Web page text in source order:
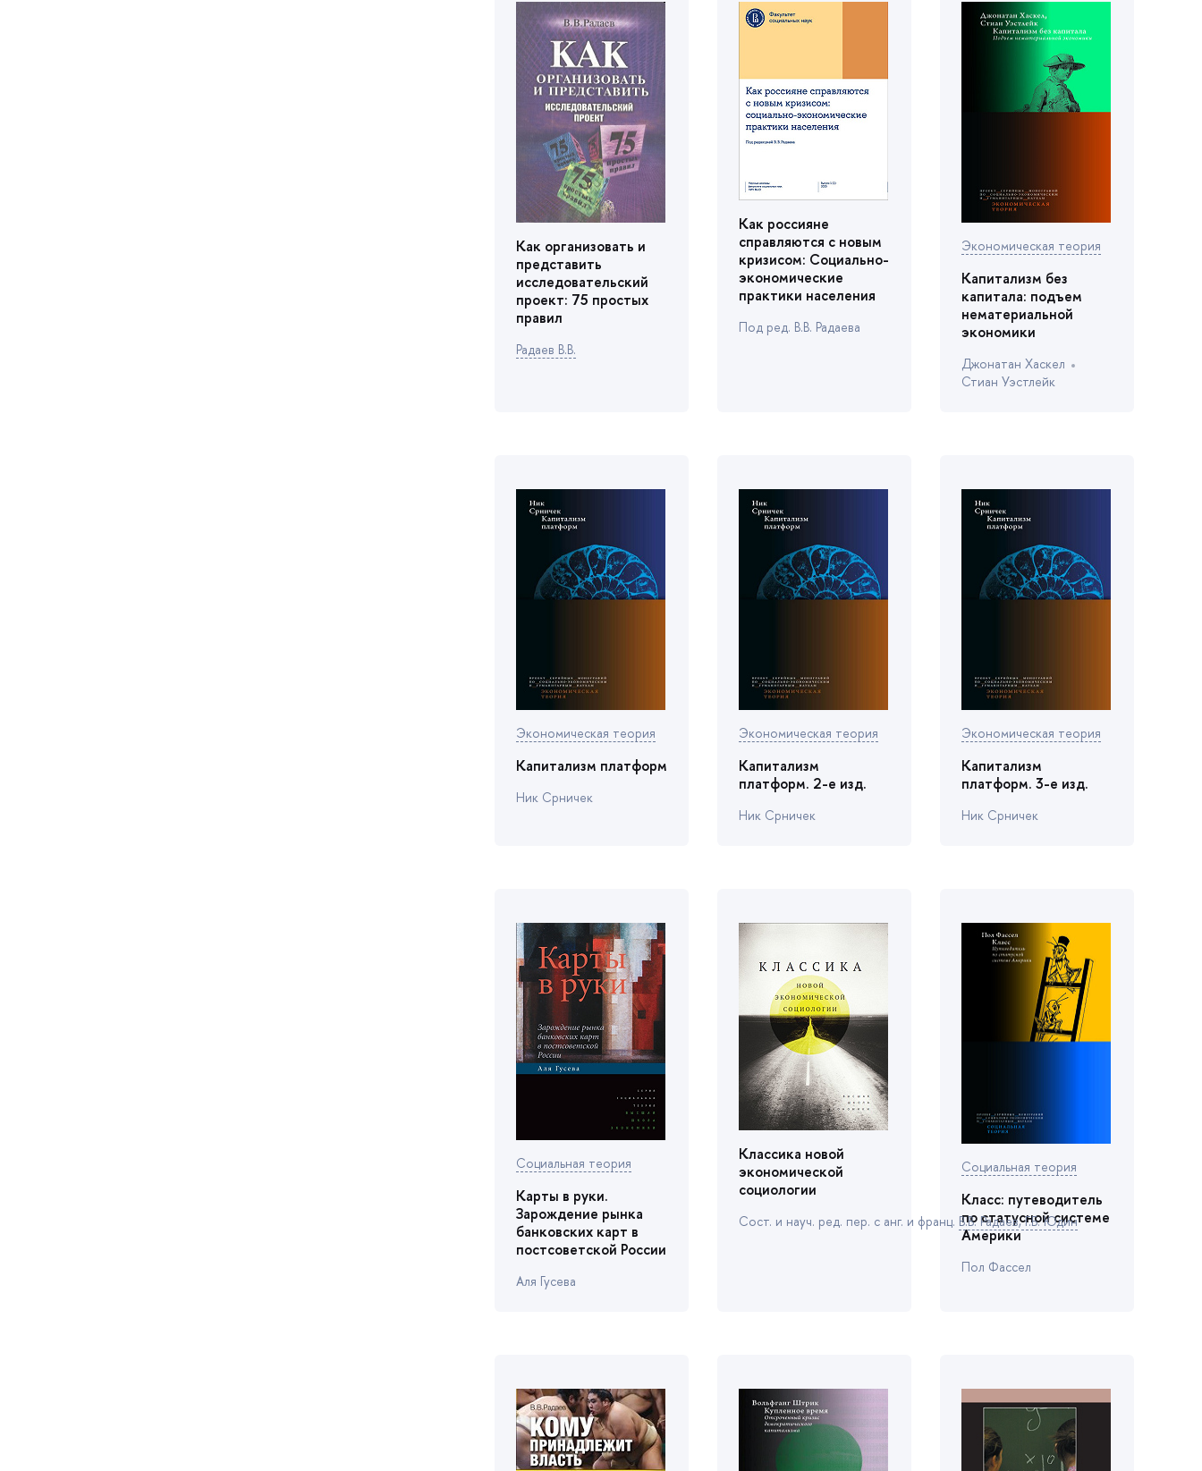
Как организовать и
представить
исследовательский
проект: 75 простых
правил
Радаев В.В.
Как россияне
справляются с новым
кризисом: Социально-
экономические
практики населения
Под ред. В.В. Радаева
Экономическая теория
Капитализм без
капитала: подъем
нематериальной
экономики
Джонатан Хаскел
Стиан Уэстлейк
Экономическая теория
Капитализм платформ
Ник Срничек
Экономическая теория
Капитализм
платформ. 2-е изд.
Ник Срничек
Экономическая теория
Капитализм
платформ. 3-е изд.
Ник Срничек
Социальная теория
Карты в руки.
Зарождение рынка
анковских карт
постсоветской России
Аля Гусева
Классика новой
экономической
социологии
Сост. и науч. ред. пер. с анг. и франц. .В. Радае,Г.Б. Юдин
Социальная теория
Класс: путеводитель
по статусной системе
Америки
Пол Фассел